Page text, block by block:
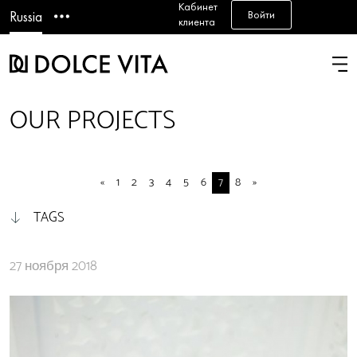
Russia
Кабинет
клиента
Войти
OUR PROJECTS
27 ноября 2018
TAGS
« 1 2 3 4 5 6 7 8 »